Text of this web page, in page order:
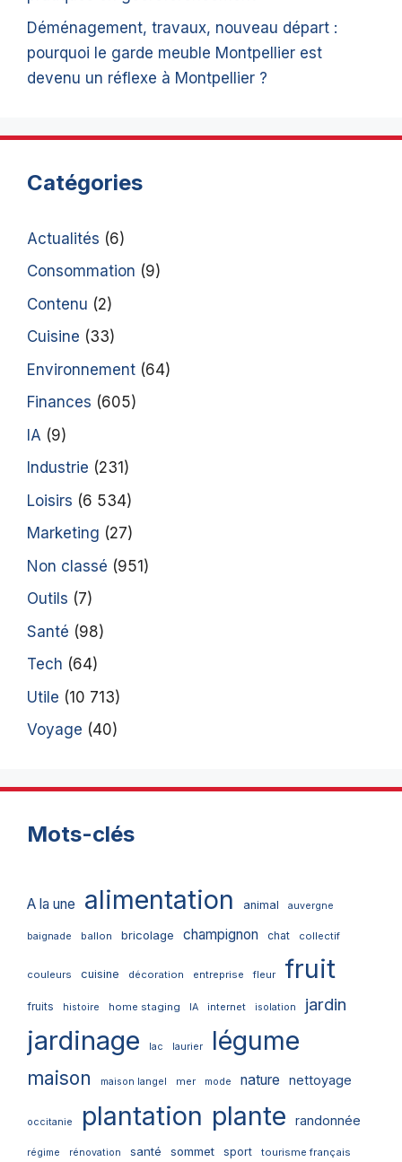
Déménagement, travaux, nouveau départ :
pourquoi le garde meuble Montpellier est
devenu un réflexe à Montpellier ?
Catégories
Actualités (6)
Consommation (9)
Contenu (2)
Cuisine (33)
Environnement (64)
Finances (605)
IA (9)
Industrie (231)
Loisirs (6 534)
Marketing (27)
Non classé (951)
Outils (7)
Santé (98)
Tech (64)
Utile (10 713)
Voyage (40)
Mots-clés
A la une alimentation animal auvergne
baignade ballon bricolage champignon chat collectif
couleurs cuisine décoration entreprise fleur fruit
fruits histoire home staging IA internet isolation jardin
jardinage lac laurier légume
maison maison langel mer mode nature nettoyage
occitanie plantation plante randonnée
régime rénovation santé sommet sport tourisme français